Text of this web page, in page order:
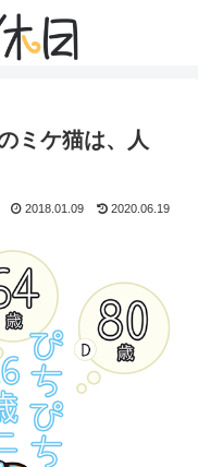
ミケ猫は、人
2018.01.09 2020.06.19